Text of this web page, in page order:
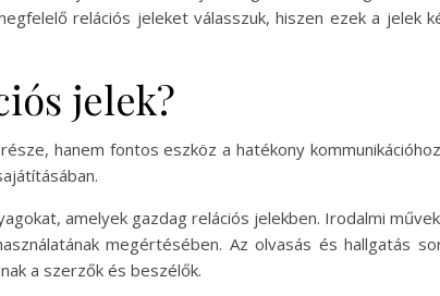
relációs jeleket válasszuk, hiszen ezek a jelek
jelek?
hanem fontos eszköz a hatékony
amelyek gazdag relációs jelekben. Irodalmi
megértésében. Az olvasás és hallgatás
a szerzők és beszélők.